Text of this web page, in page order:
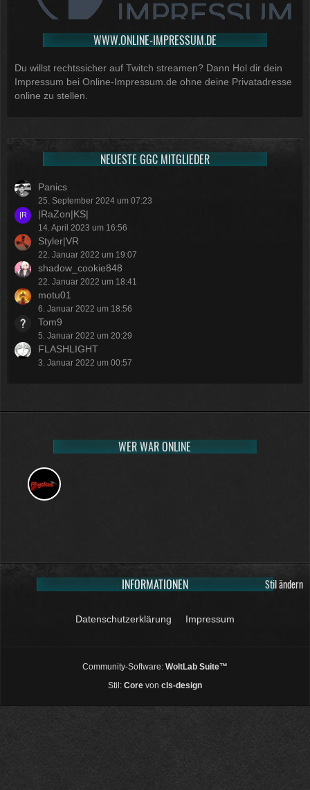
WWW.ONLINE-IMPRESSUM.DE
Du willst rechtssicher auf Twitch streamen? Dann Hol dir dein
Impressum bei Online-Impressum.de ohne deine Privatadresse
online zu stellen.
NEUESTE GGC MITGLIEDER
Panics
25. September 2024 um 07:23
|RaZon|KS|
14. April 2023 um 16:56
Styler|VR
22. Januar 2022 um 19:07
shadow_cookie848
22. Januar 2022 um 18:41
motu01
6. Januar 2022 um 18:56
Tom9
5. Januar 2022 um 20:29
FLASHLIGHT
3. Januar 2022 um 00:57
WER WAR ONLINE
Stil ändern
INFORMATIONEN
Datenschutzerklärung Impressum
Community-Software: WoltLab Suite™
Stil: Core von cls-design